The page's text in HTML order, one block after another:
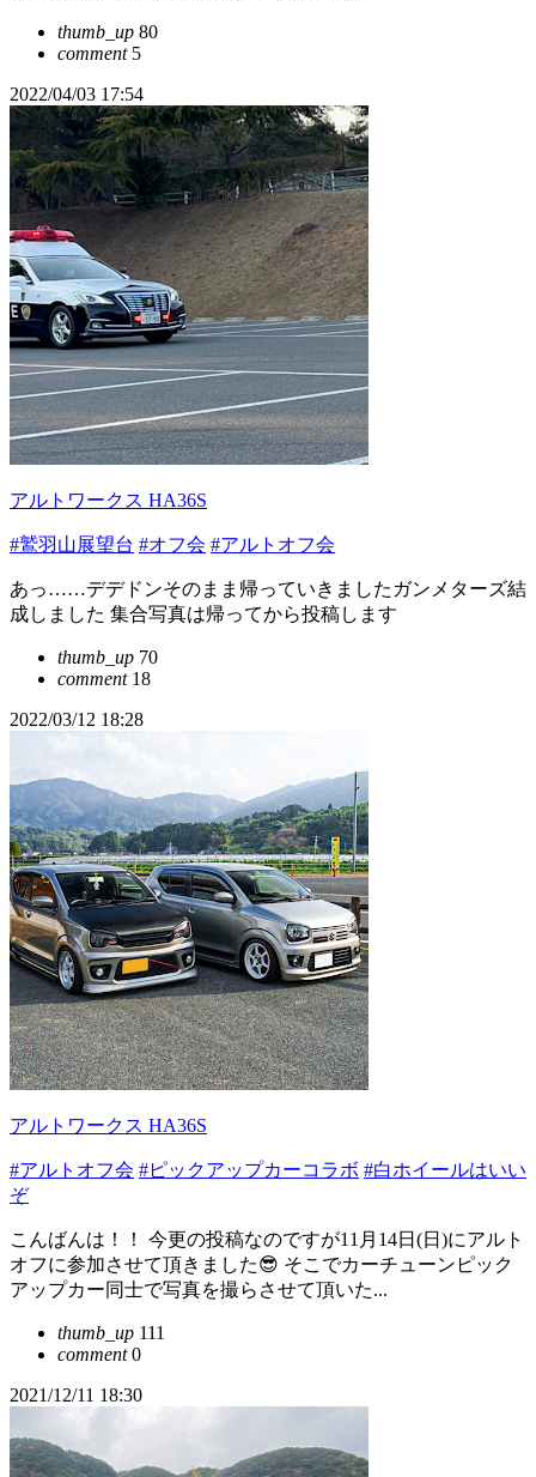
thumb_up 80
comment5
2022/04/03 17:54
アルトワークス HA36S
#鷲羽山展望台 #オフ会 #アルトオフ会
あっ……デデドンそのまま帰っていきましたガンメターズ結
成しました 集合写真は帰ってから投稿します
thumb_up 70
comment18
2022/03/12 18:28
アルトワークス HA36S
#アルトオフ会 #ピックアップカーコラボ #白ホイールはいい
ぞ
こんばんは！！ 今更の投稿なのですが11月14日(日)にアルト
オフに参加させて頂きました😎 そこでカーチューンピック
アップカー同士で写真を撮らさせて頂いた...
thumb_up 111
comment0
2021/12/11 18:30